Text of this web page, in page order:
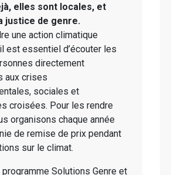
elles sont locales, et
justice de genre.
une action climatique
est essentiel d’écouter les
directement
aux crises
sociales et
croisées. Pour les rendre
organisons chaque année
de remise de prix pendant
sur le climat.
Solutions Genre et